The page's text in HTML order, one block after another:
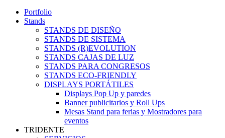
Portfolio
Stands
STANDS DE DISEÑO
STANDS DE SISTEMA
STANDS (R)EVOLUTION
STANDS CAJAS DE LUZ
STANDS PARA CONGRESOS
STANDS ECO-FRIENDLY
DISPLAYS PORTÁTILES
Displays Pop Up y paredes
Banner publicitarios y Roll Ups
Mesas Stand para ferias y Mostradores para
eventos
TRIDENTE